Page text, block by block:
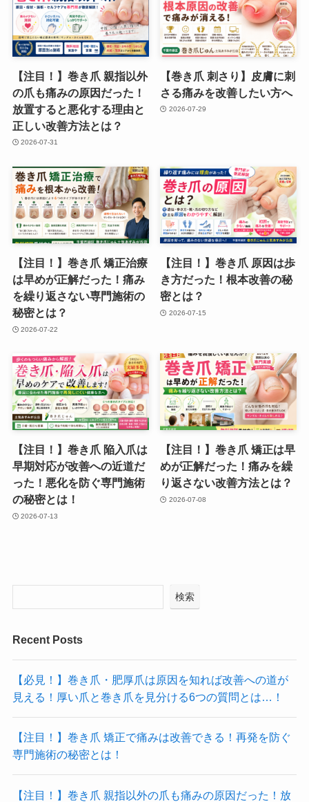
【注目！】巻き爪 親指以外
の爪も痛みの原因だった！
放置すると悪化する理由と
正しい改善方法とは？
2026-07-31
【巻き爪 刺さり】皮膚に刺
さる痛みを改善したい方へ
2026-07-29
【注目！】巻き爪 矯正治療
は早めが正解だった！痛み
を繰り返さない専門施術の
秘密とは？
2026-07-22
【注目！】巻き爪 原因は歩
き方だった！根本改善の秘
密とは？
2026-07-15
【注目！】巻き爪 陥入爪は
早期対応が改善への近道だ
った！悪化を防ぐ専門施術
の秘密とは！
2026-07-13
【注目！】巻き爪 矯正は早
めが正解だった！痛みを繰
り返さない改善方法とは？
2026-07-08
検索
Recent Posts
【必見！】巻き爪・肥厚爪は原因を知れば改善への道が
見える！厚い爪と巻き爪を見分ける6つの質問とは…！
【注目！】巻き爪 矯正で痛みは改善できる！再発を防ぐ
専門施術の秘密とは！
【注目！】巻き爪 親指以外の爪も痛みの原因だった！放